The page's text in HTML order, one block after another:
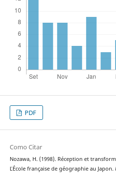
PDF
Como Citar
Nozawa, H. (1998). Réception et
ĽÉcole française de géographie au Japon.